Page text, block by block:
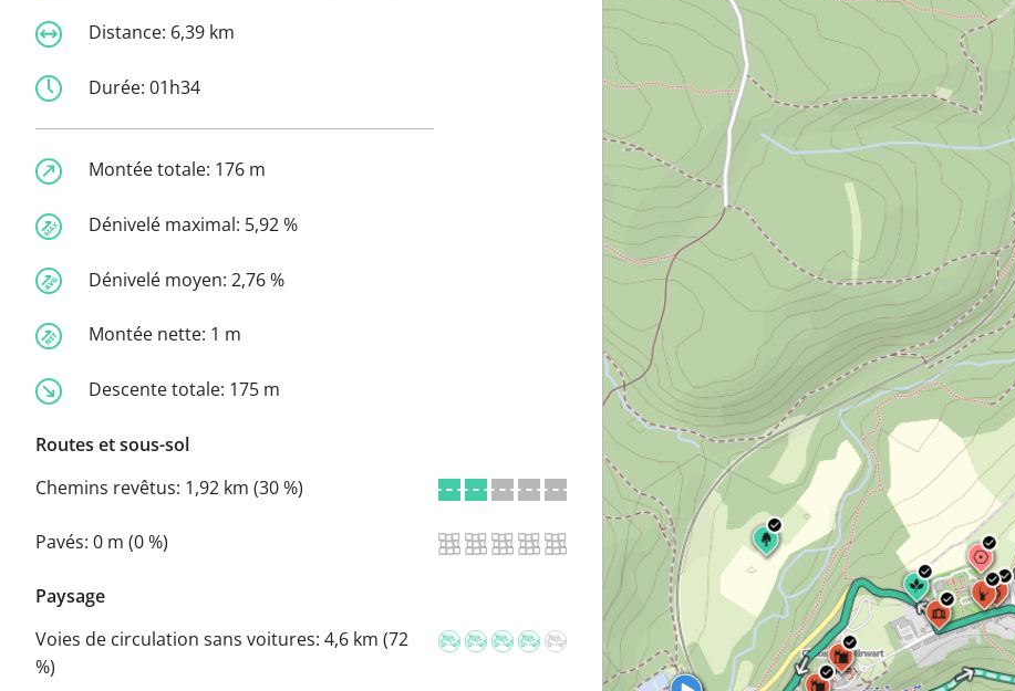
Distance: 6,39 km
Durée: 01h34
Montée totale: 176 m
Dénivelé maximal: 5,92 %
Dénivelé moyen: 2,76 %
Montée nette: 1 m
Descente totale: 175 m
Routes et sous-sol
Chemins revêtus: 1,92 km (30 %)
Pavés: 0 m (0 %)
Paysage
Voies de circulation sans voitures: 4,6 km (72
%)